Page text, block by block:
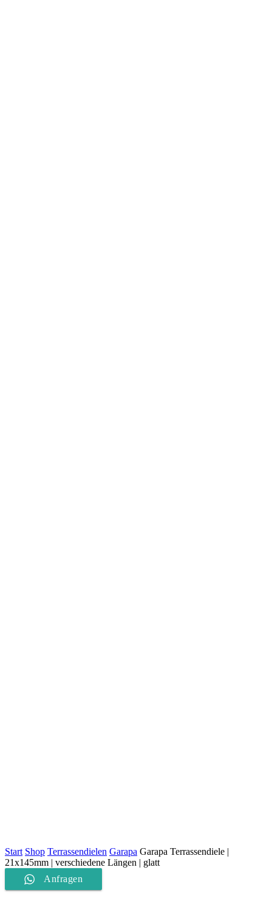
Start Shop Terrassendielen Garapa Garapa Terrassendiele |
21x145mm | verschiedene Längen | glatt
Anfragen